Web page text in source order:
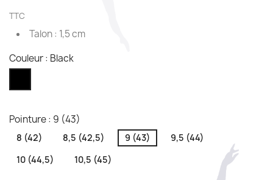
TTC
Talon : 1,5 cm
Couleur : Black
Pointure : 9 (43)
8 (42) 8,5 (42,5) 9 (43)
9,5 (44)
10 (44,5)
10,5 (45)